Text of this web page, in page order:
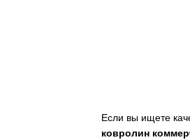
Если вы ищете
ковролин